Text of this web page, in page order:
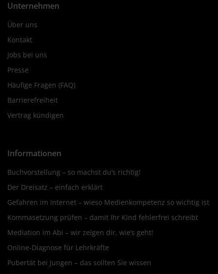
Unternehmen
Über uns
Kontakt
Jobs bei uns
Presse
Häufige Fragen (FAQ)
Barrierefreiheit
Vertrag kündigen
Informationen
Buchvorstellung – so machst du’s richtig!
Der Dreisatz – einfach erklärt
Gefahren im Internet – wieso Medienkompetenz so wichtig ist
Kommasetzung prüfen – damit Ihr Kind fehlerfrei schreibt
Mediation im Abi – wir zeigen dir, wie’s geht!
Online-Diagnose für Lehrkräfte
Pubertät bei Jungen – das sollten Sie wissen